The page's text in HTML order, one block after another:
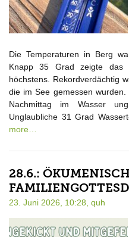
Die Temperaturen in Berg
Knapp 35 Grad zeigte das
höchstens. Rekordverdächtig
die im See gemessen
Nachmittag im Wasser
Unglaubliche 31 Grad
more…
28.6.:
23. Juni 2026, 10:28, quh